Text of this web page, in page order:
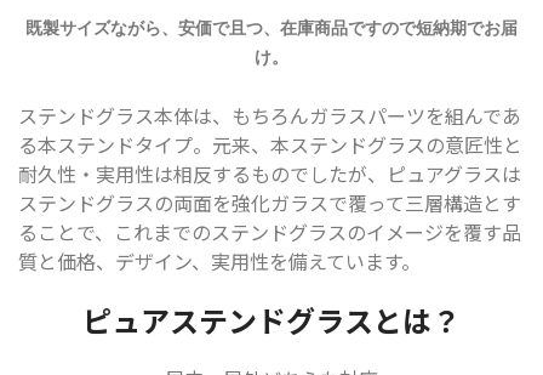
既製サイズながら、安価で且つ、在庫商品ですので短納期でお届
け。
ステンドグラス本体は、もちろんガラスパーツを組んであ
る本ステンドタイプ。元来、本ステンドグラスの意匠性と
耐久性・実用性は相反するものでしたが、ピュアグラスは
ステンドグラスの両面を強化ガラスで覆って三層構造とす
ることで、これまでのステンドグラスのイメージを覆す品
質と価格、デザイン、実用性を備えています。
ピュアステンドグラスとは？